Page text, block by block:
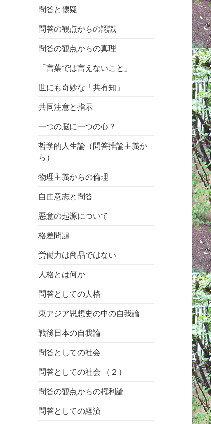
問答と懐疑
問答の観点からの認識
問答の観点からの真理
「言葉では言えないこと」
世にも奇妙な「共有知」
共同注意と指示
一つの脳に一つの心？
哲学的人生論（問答推論主義か
ら）
物理主義からの倫理
自由意志と問答
悪意の起源について
格差問題
労働力は商品ではない
人格とは何か
問答としての人格
東アジア思想史の中の自我論
戦後日本の自我論
問答としての社会
問答としての社会 （２）
問答の観点からの権利論
問答としての経済